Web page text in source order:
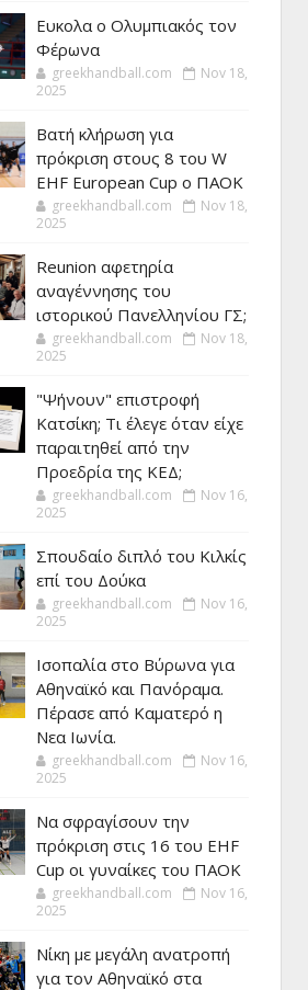
Ευκολα ο Ολυμπιακός τον
Φέρωνα
greekhandball.com
Nov 18,
2025
Βατή κλήρωση για
πρόκριση στους 8 του W
EHF European Cup ο ΠΑΟΚ
greekhandball.com
Nov 18,
2025
Reunion αφετηρία
αναγέννησης του
ιστορικού Πανελληνίου ΓΣ;
greekhandball.com
Nov 18,
2025
"Ψήνουν" επιστροφή
Κατσίκη; Τι έλεγε όταν είχε
παραιτηθεί από την
Προεδρία της ΚΕΔ;
greekhandball.com
Nov 16,
2025
Σπουδαίο διπλό του Κιλκίς
επί του Δούκα
greekhandball.com
Nov 16,
2025
Ισοπαλία στο Βύρωνα για
Αθηναϊκό και Πανόραμα.
Πέρασε από Καματερό η
Νεα Ιωνία.
greekhandball.com
Nov 16,
2025
Να σφραγίσουν την
πρόκριση στις 16 του EHF
Cup οι γυναίκες του ΠΑΟΚ
greekhandball.com
Nov 16,
2025
Νίκη με μεγάλη ανατροπή
για τον Αθηναϊκό στα